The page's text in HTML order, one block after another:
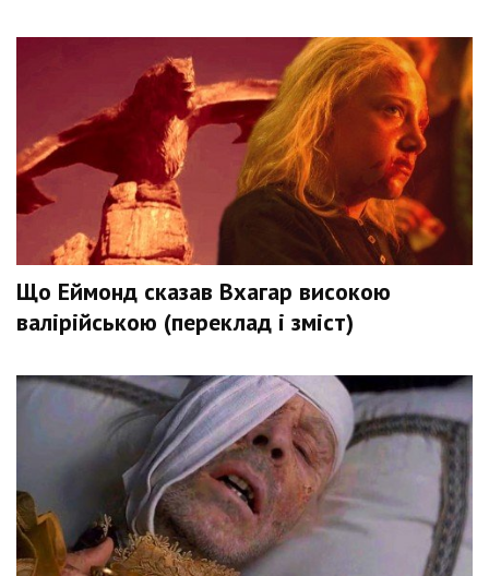
Що Еймонд сказав Вхагар високою
валірійською (переклад і зміст)